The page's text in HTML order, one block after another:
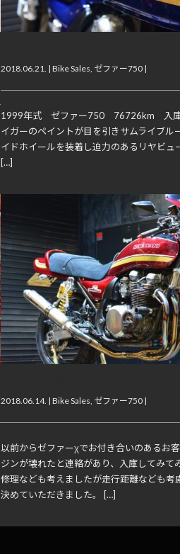
2018.06.21. |Bike Sales, ゼファー750 |
1999年式 ゼファー750 76726km 入庫
イガーのペイントが目を引きサムライブル
イドホイールを装着し迫力のあるリヤビュ
[…]
2018.06.14. |Bike Sales ゼファー750 |
以前からゼファーχでお付き合いのあるお
ジンが壊れたと連絡があり、入庫してみて
修理なども考えましたが走行距離なども
決めていただきました。 […]